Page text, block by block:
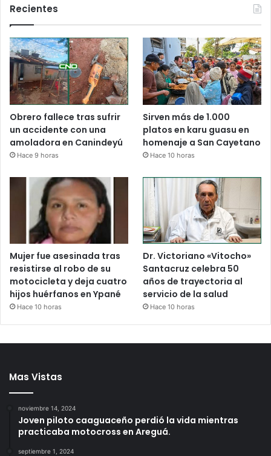
Recientes
Obrero fallece tras sufrir
un accidente con una
amoladora en Canindeyú
Hace 9 horas
Sirven más de 1.000
platos en karu guasu en
homenaje a San Cayetano
Hace 10 horas
Mujer fue asesinada tras
resistirse al robo de su
motocicleta y deja cuatro
hijos huérfanos en Ypané
Hace 10 horas
Dr. Victoriano «Vitocho»
Santacruz celebra 50
años de trayectoria al
servicio de la salud
Hace 10 horas
Mas Vistas
noviembre 14, 2024
Joven piloto caaguaceño perdió la vida mientras
practicaba motocross en Areguá.
septiembre 1, 2024